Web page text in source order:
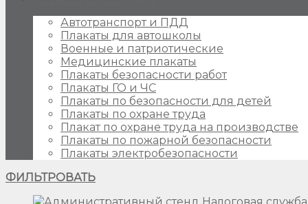
Автотранспорт и ПДД
Плакаты для автошколы
Военные и патриотические
Медицинские плакаты
Плакаты безопасности работ
Плакаты ГО и ЧС
Плакаты по безопасности для детей
Плакаты по охране труда
Плакат по охране труда на производстве
Плакаты по пожарной безопасности
Плакаты электробезопасности
ФИЛЬТРОВАТЬ